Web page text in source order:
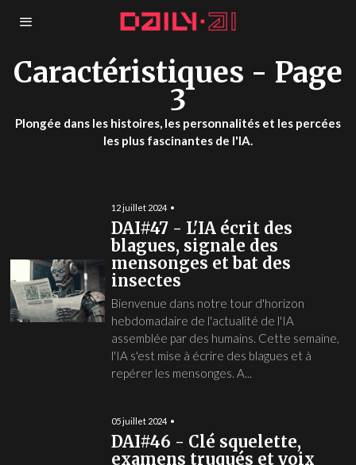
Caractéristiques - Page
3
Plongée dans les histoires, les personnalités et les percées
les plus fascinantes de l'IA.
12 juillet 2024
DAI#47 - L'IA écrit des
blagues, signale des
mensonges et bat des
insectes
Bienvenue dans notre tour d'horizon
hebdomadaire de l'actualité de l'IA
assemblée par des humains. Cette semaine,
l'IA s'est mise à écrire des blagues et à
repérer les mensonges. A...
05 juillet 2024
DAI#46 - Clé squelette,
examens truqués et voix